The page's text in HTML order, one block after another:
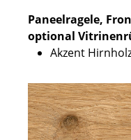
Paneelragele,
optional
Akzent